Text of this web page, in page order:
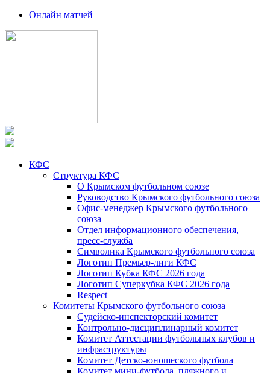
Онлайн матчей
КФС
Структура КФС
О Крымском футбольном союзе
Руководство Крымского футбольного союза
Офис-менеджер Крымского футбольного
союза
Отдел информационного обеспечения,
пресс-служба
Символика Крымского футбольного союза
Логотип Премьер-лиги КФС
Логотип Кубка КФС 2026 года
Логотип Суперкубка КФС 2026 года
Respect
Комитеты Крымского футбольного союза
Судейско-инспекторский комитет
Контрольно-дисциплинарный комитет
Комитет Аттестации футбольных клубов и
инфраструктуры
Комитет Детско-юношеского футбола
Комитет мини-футбола, пляжного и